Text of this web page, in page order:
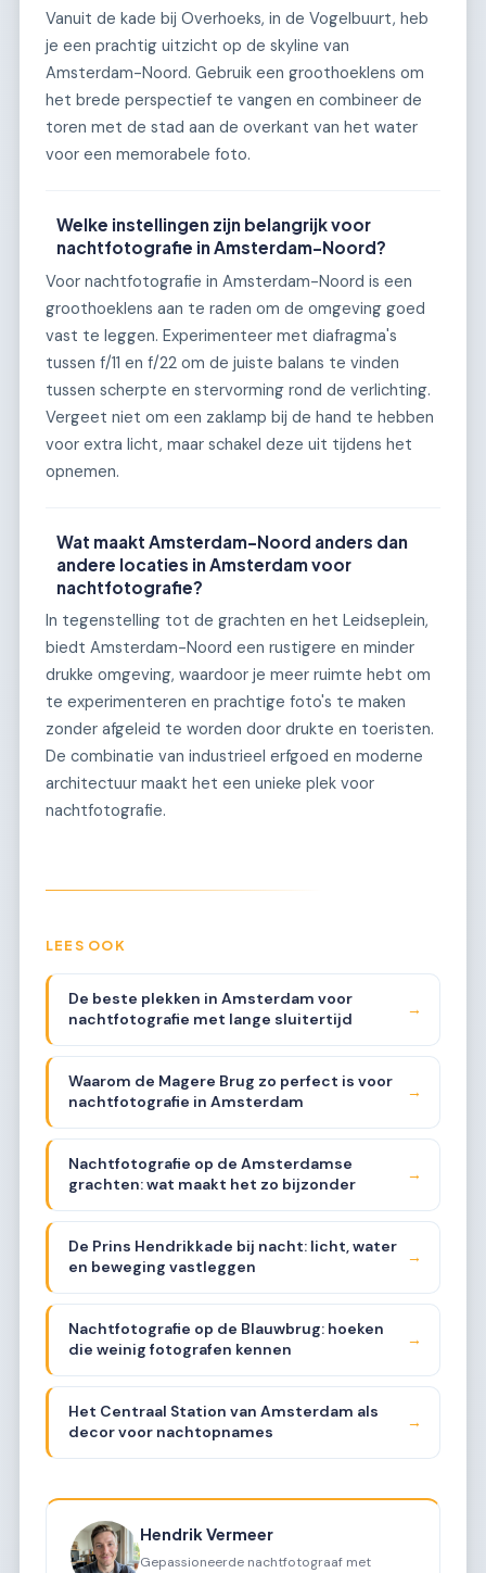
Vanuit de kade bij Overhoeks, in de Vogelbuurt, heb
je een prachtig uitzicht op de skyline van
Amsterdam-Noord. Gebruik een groothoeklens om
het brede perspectief te vangen en combineer de
toren met de stad aan de overkant van het water
voor een memorabele foto.
Welke instellingen zijn belangrijk voor
nachtfotografie in Amsterdam-Noord?
Voor nachtfotografie in Amsterdam-Noord is een
groothoeklens aan te raden om de omgeving goed
vast te leggen. Experimenteer met diafragma's
tussen f/11 en f/22 om de juiste balans te vinden
tussen scherpte en stervorming rond de verlichting.
Vergeet niet om een zaklamp bij de hand te hebben
voor extra licht, maar schakel deze uit tijdens het
opnemen.
Wat maakt Amsterdam-Noord anders dan
andere locaties in Amsterdam voor
nachtfotografie?
In tegenstelling tot de grachten en het Leidseplein,
biedt Amsterdam-Noord een rustigere en minder
drukke omgeving, waardoor je meer ruimte hebt om
te experimenteren en prachtige foto's te maken
zonder afgeleid te worden door drukte en toeristen.
De combinatie van industrieel erfgoed en moderne
architectuur maakt het een unieke plek voor
nachtfotografie.
LEES OOK
De beste plekken in Amsterdam voor
nachtfotografie met lange sluitertijd
→
Waarom de Magere Brug zo perfect is voor
nachtfotografie in Amsterdam
→
Nachtfotografie op de Amsterdamse
grachten: wat maakt het zo bijzonder
→
De Prins Hendrikkade bij nacht: licht, water
en beweging vastleggen
→
Nachtfotografie op de Blauwbrug: hoeken
die weinig fotografen kennen
→
Het Centraal Station van Amsterdam als
decor voor nachtopnames
→
Hendrik Vermeer
Gepassioneerde nachtfotograaf met